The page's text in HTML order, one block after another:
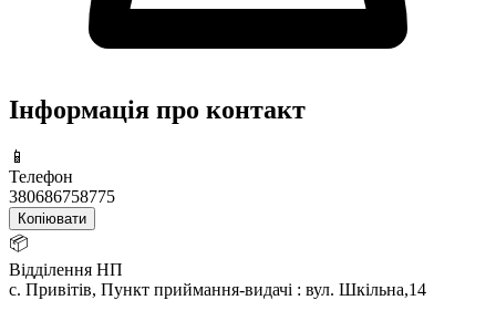
Інформація про контакт
📱
Телефон
380686758775
Копіювати
📦
Відділення НП
с. Привітів, Пункт приймання-видачі : вул. Шкільна,14